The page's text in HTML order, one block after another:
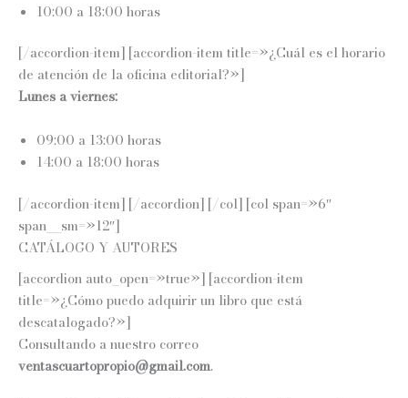
10:00 a 18:00 horas
[/accordion-item] [accordion-item title=»¿Cuál es el horario
de atención de la oficina editorial?»]
Lunes a viernes:
09:00 a 13:00 horas
14:00 a 18:00 horas
[/accordion-item] [/accordion] [/col] [col span=»6″
span__sm=»12″]
CATÁLOGO Y AUTORES
[accordion auto_open=»true»] [accordion-item
title=»¿Cómo puedo adquirir un libro que está
descatalogado?»]
Consultando a nuestro correo
ventascuartopropio@gmail.com.